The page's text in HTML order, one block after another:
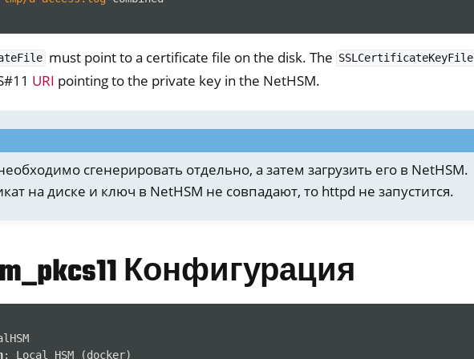
NW750
must point to a certificate file on the disk. The SSLCertificateKeyFile
URI pointing to the private key in the NetHSM.
сгенерировать отдельно, а затем загрузить его в NetHSM.
на диске и ключ в NetHSM не совпадают, то httpd не запустится.
Конфигурация
: Local HSM (docker)